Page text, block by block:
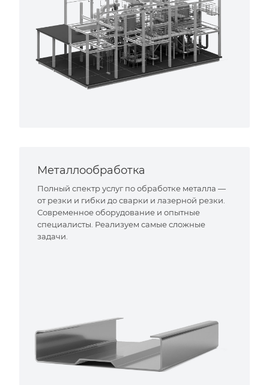
Металлообработка
Полный спектр услуг по обработке металла —
от резки и гибки до сварки и лазерной резки.
Современное оборудование и опытные
специалисты. Реализуем самые сложные
задачи.